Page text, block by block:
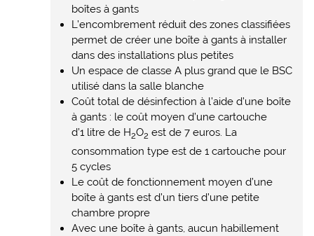
boîtes à gants
L’encombrement réduit des zones classifiées
permet de créer une boîte à gants à installer
dans des installations plus petites
Un espace de classe A plus grand que le BSC
utilisé dans la salle blanche
Coût total de désinfection à l’aide d’une boîte
à gants : le coût moyen d’une cartouche
d’1 litre de H2O2 est de 7 euros. La
consommation type est de 1 cartouche pour
5 cycles
Le coût de fonctionnement moyen d’une
boîte à gants est d’un tiers d’une petite
chambre propre
Avec une boîte à gants, aucun habillement